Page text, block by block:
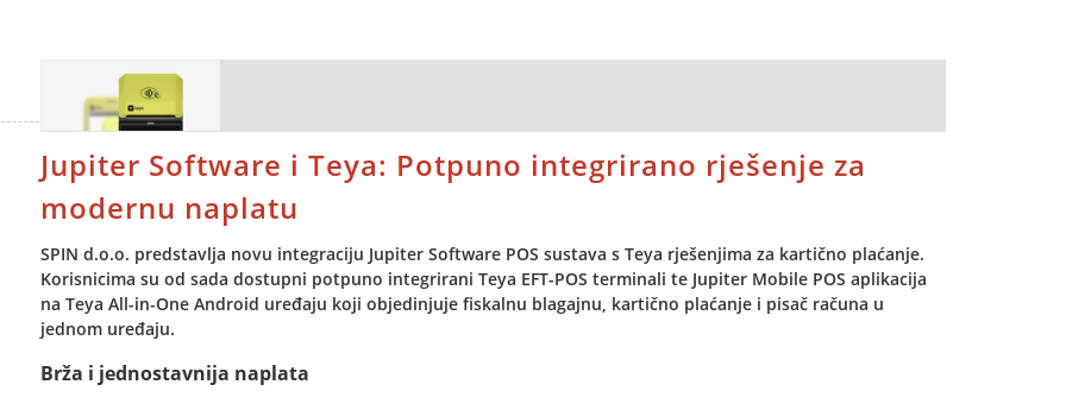
Jupiter Software i Teya: Potpuno integrirano rješenje za
modernu naplatu
SPIN d.o.o. predstavlja novu integraciju Jupiter Software POS sustava s Teya rješenjima za kartično plaćanje.
Korisnicima su od sada dostupni potpuno integrirani Teya EFT-POS terminali te Jupiter Mobile POS aplikacija
na Teya All-in-One Android uređaju koji objedinjuje fiskalnu blagajnu, kartično plaćanje i pisač računa u
jednom uređaju.
Brža i jednostavnija naplata